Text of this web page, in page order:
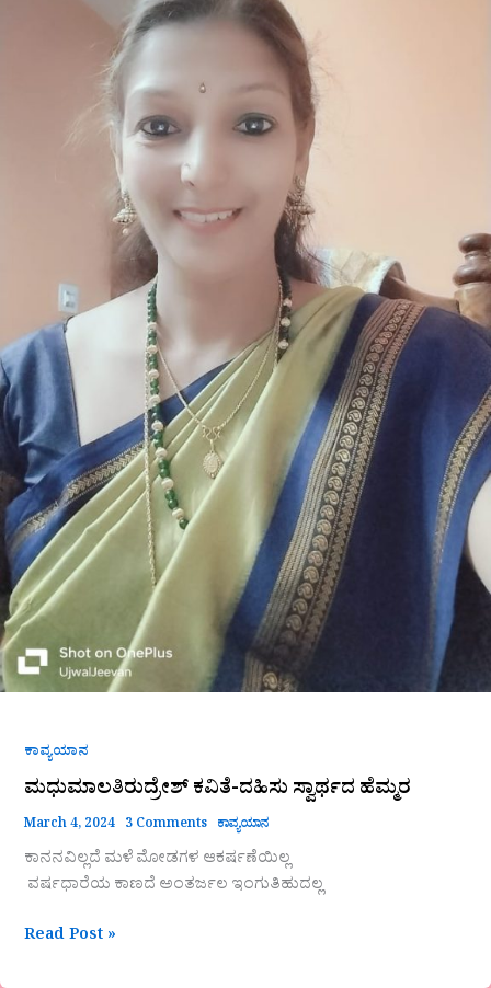
ಕಾವ್ಯಯಾನ
ಮಧುಮಾಲತಿರುದ್ರೇಶ್ ಕವಿತೆ-ದಹಿಸು ಸ್ವಾರ್ಥದ ಹೆಮ್ಮರ
March 4, 2024 3 Comments ಕಾವ್ಯಯಾನ
ಕಾನನವಿಲ್ಲದೆ ಮಳೆ ಮೋಡಗಳ ಆಕರ್ಷಣೆಯಿಲ್ಲ
ವರ್ಷಧಾರೆಯ ಕಾಣದೆ ಅಂತರ್ಜಲ ಇಂಗುತಿಹುದಲ್ಲ
Read Post »